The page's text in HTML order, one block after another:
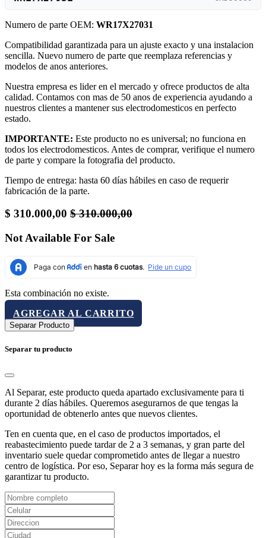
Numero de parte OEM: WR17X27031
Compatibilidad garantizada para un ajuste exacto y una instalacion
sencilla. Nuevo numero de parte que reemplaza referencias y
modelos de anos anteriores.
Nuestra empresa es lider en el mercado y ofrece productos de alta
calidad. Contamos con mas de 50 anos de experiencia ayudando a
nuestros clientes a mantener sus electrodomesticos en perfecto
estado.
IMPORTANTE: Este producto no es universal; no funciona en
todos los electrodomesticos. Antes de comprar, verifique el numero
de parte y compare la fotografia del producto.
Tiempo de entrega: hasta 60 días hábiles en caso de requerir
fabricación de la parte.
$ 310.000,00 $310.000,00
Not Available For Sale
Esta combinación no existe.
AGREGAR AL CARRITO
Separar Producto
Separar tu producto
Al Separar, este producto queda apartado exclusivamente para ti
durante 2 días hábiles. Queremos asegurarnos de que tengas la
oportunidad de obtenerlo antes que nuevos clientes.
Ten en cuenta que, en el caso de productos importados, el
reabastecimiento puede tardar de 2 a 3 semanas, y gran parte del
inventario suele quedar comprometido antes de llegar a nuestro
centro de logística. Por eso, Separar hoy es la forma más segura de
garantizar tu producto.